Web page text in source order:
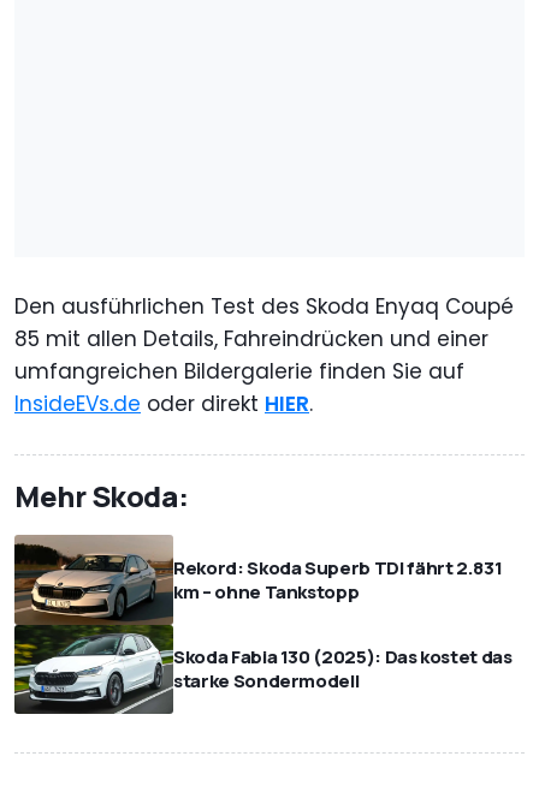
Den ausführlichen Test des Skoda Enyaq Coupé
85 mit allen Details, Fahreindrücken und einer
umfangreichen Bildergalerie finden Sie auf
InsideEVs.de oder direkt HIER.
Mehr Skoda:
Rekord: Skoda Superb TDI fährt 2.831
km – ohne Tankstopp
Skoda Fabia 130 (2025): Das kostet das
starke Sondermodell